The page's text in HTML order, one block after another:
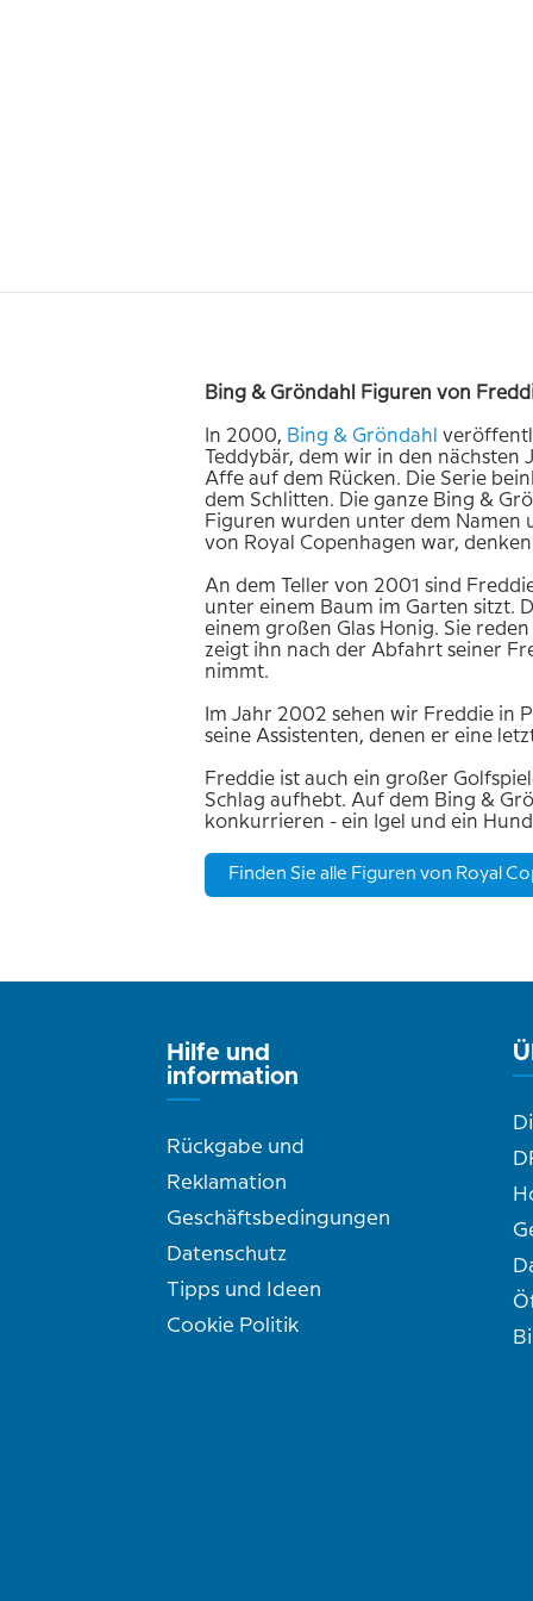
Bing & Gröndahl Figuren von
In 2000, Bing & Gröndahl
Teddybär, dem wir in den
Affe auf dem Rücken. Die Serie
dem Schlitten. Die ganze Bing &
Figuren wurden unter dem Namen
von Royal Copenhagen war,
An dem Teller von 2001 sind
unter einem Baum im Garten sitzt.
einem großen Glas Honig. Sie
zeigt ihn nach der Abfahrt seiner
nimmt.
Im Jahr 2002 sehen wir Freddie in
seine Assistenten, denen er eine
Freddie ist auch ein großer
Schlag aufhebt. Auf dem Bing &
konkurrieren - ein Igel und ein
Finden Sie alle Figuren von Royal
Hilfe und
information
Rückgabe und
Reklamation
Geschäftsbedingungen
Datenschutz
Tipps und Ideen
Cookie Politik